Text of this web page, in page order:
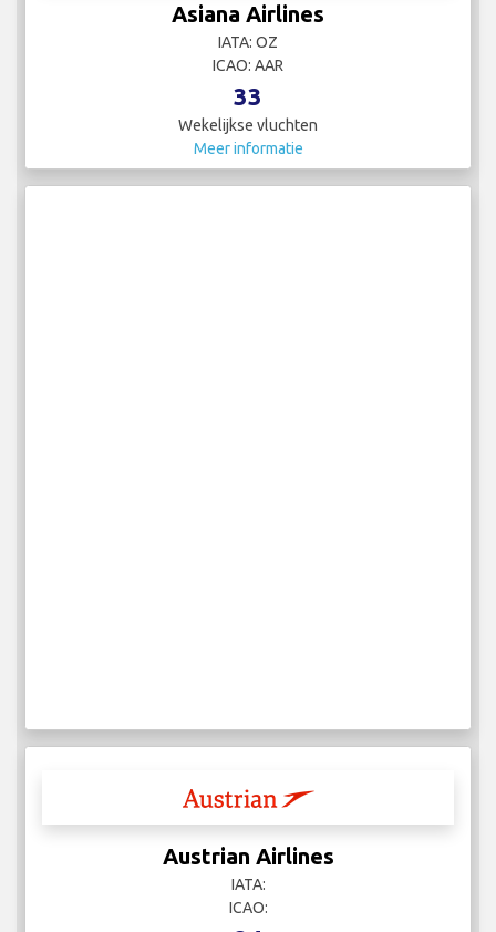
Asiana Airlines
IATA: OZ
ICAO: AAR
33
Wekelijkse vluchten
Meer informatie
Austrian Airlines
IATA:
ICAO: